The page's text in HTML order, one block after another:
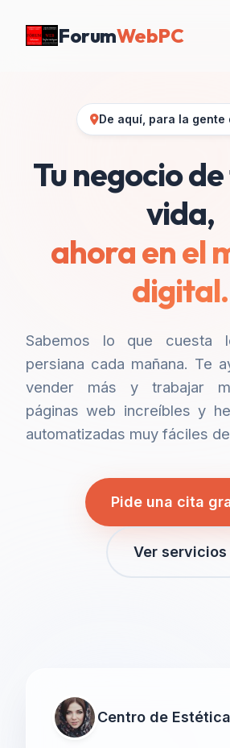
ForumWebPC
De aquí, para la gente
Tu negocio
vida,
ahora en el
digital.
Sabemos lo que cuesta
persiana cada mañana. Te
vender más y trabajar
páginas web increíbles y
automatizadas muy fáciles
Pide una cita
Ver servicios
Centro de Estética